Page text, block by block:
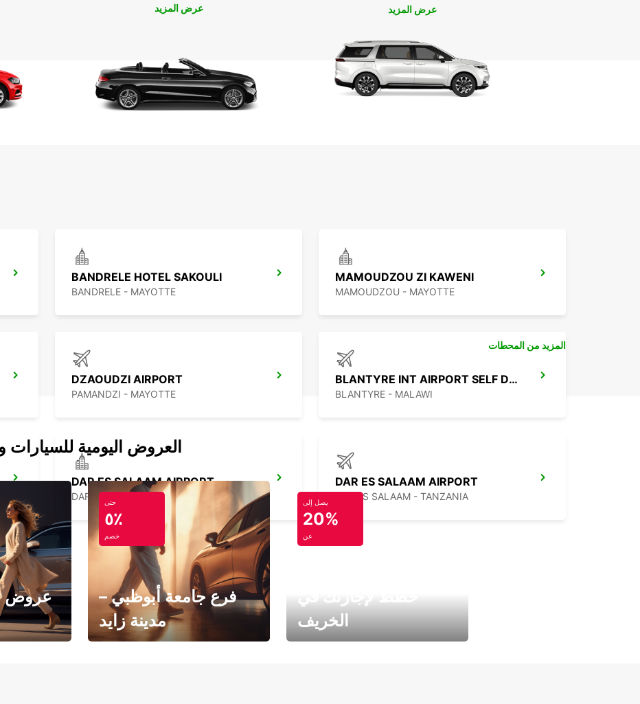
عرض المزيد
عرض المزيد
BANDRELE HOTEL SAKOULI
BANDRELE - MAYOTTE
MAMOUDZOU ZI KAWENI
MAMOUDZOU - MAYOTTE
DZAOUDZI AIRPORT
PAMANDZI - MAYOTTE
BLANTYRE INT AIRPORT SELF DRIVE
BLANTYRE - MALAWI
DAR ES SALAAM AIRPORT
DAR ES SALAAM - TANZANIA
DAR ES SALAAM AIRPORT
DAR ES SALAAM - TANZANIA
المزيد من المحطات
العروض اليومية للسيارات
عروض
حتى
٥٪
خصم
فرع جامعة أبوظبي –
مدينة زايد
يصل إلى
20%
عن
الخريف